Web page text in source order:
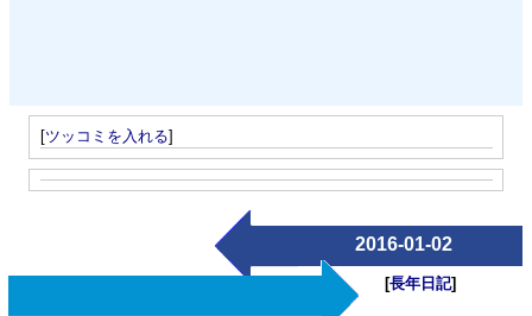
[ツッコミを入れる]
2016-01-02
[長年日記]